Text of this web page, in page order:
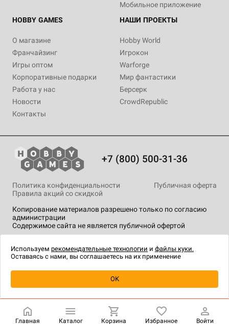
Уведомить о наличии
Мобильное приложение
HOBBY GAMES
О магазине
Франчайзинг
Игры оптом
Корпоративные подарки
Работа у нас
Новости
Контакты
НАШИ ПРОЕКТЫ
Hobby World
Игрокон
Warforge
Мир фантастики
Берсерк
CrowdRepublic
+7 (800) 500-31-36
Копирование материалов разрешено только по согласию
администрации
Содержимое сайта не является публичной офертой
Политика конфиденциальности
Публичная оферта
Правила акций со скидкой
технологии.
Главная Каталог Корзина Избранное Войти
Используем рекомендательные технологии и файлы куки.
Оставаясь с нами, вы соглашаетесь на их применение
OK